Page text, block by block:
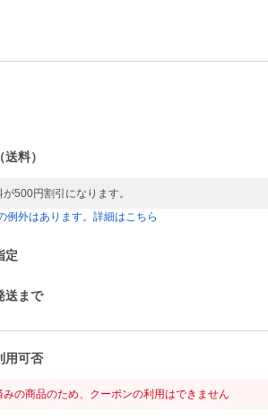
料）
が500円割引になります。
例外はあります。詳細はこちら
定
送まで
用可否
みの商品のため、クーポンの利用はできません